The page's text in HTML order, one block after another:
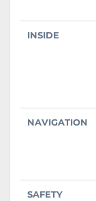
INSIDE
NAVIGATION
SAFETY